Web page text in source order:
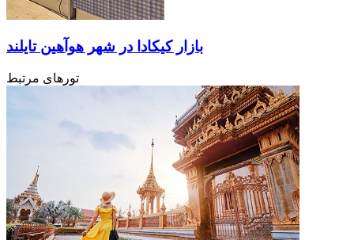
بازار کیکادا در شهر هوآهین تایلند
تورهای مرتبط